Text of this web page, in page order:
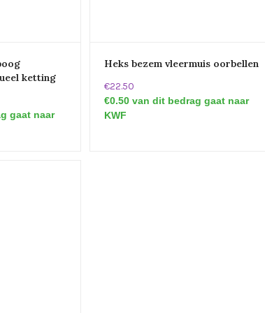
ketting
gaat naar
Heks bezem vleermuis oorbellen
€22.50
€0.50 van dit bedrag gaat naar
KWF